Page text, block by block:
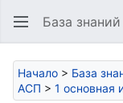
База
Начало > База
АСП > 1 основная